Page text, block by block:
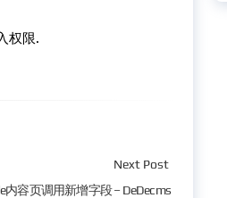
权限.
Next Post
内容页调用新增字段 – DeDecms